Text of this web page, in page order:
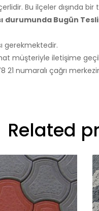
Bu ilçeler
durumunda Bugün
gerekmektedir.
müşteriyle iletişime
21 numaralı çağrı
Related